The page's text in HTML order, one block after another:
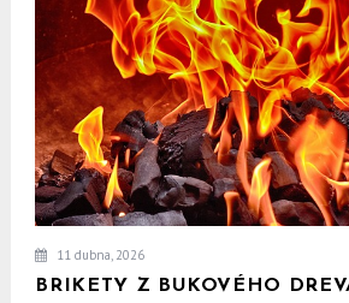
11 dubna, 2026
BRIKETY Z BUKOVÉHO